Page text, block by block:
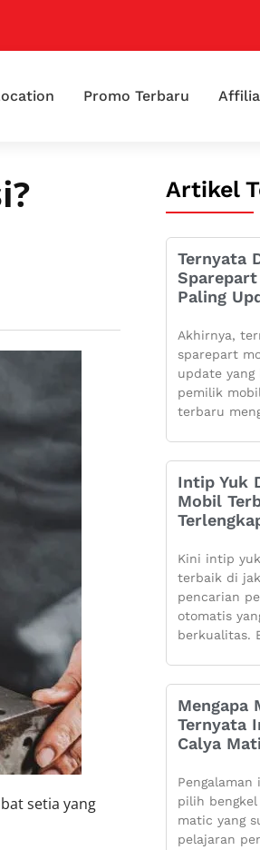
Promo Terbaru
setia yang
Artikel
Ternyata
Paling
Akhirnya,
sparepart
update yang
pemilik
terbaru
Intip Yuk
Mobil
Kini intip
terbaik di
pencarian
otomatis
berkualitas.
Mengapa
Ternyata
Calya
pilih
matic yang
pelajaran